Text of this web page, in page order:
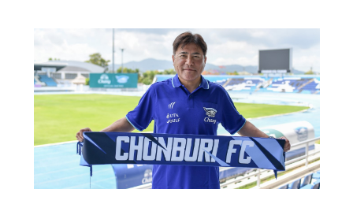
ช้าง เอฟเอ คัพ 2023/24 ซึ่งได้มีพิธีจับสลากประกบคู่การ
แข่งขันฟุตบอลช้าง เอฟเอ คัพ 2023/24 รอบ 16 ทีม ในวันที่ 1
กุมภาพันธ์ 2567 ณ ห้องเมต้า สโมสรราชพฤกษ์ โดยได้รับเกียรติ
จาก คุณไพฤทธิ์ ต้านไพรี หัวหน้าฝ่ายควบคุมการแข่งขัน บริษัท
ไทย ลีก จำกัด, คุณโรจนสิทธิ์ มีนิจสิน รองผู้อำนวยการฝ่ายกีฬา
บริษัท ไทยเบฟเวอเรจ จำกัด (มหาชน) โดยน้ำแร่ธรรมชาติ ตรา
ช้าง และคุณก่องกานต์ กาทอง ผู้จัดการฝ่ายขายในประเทศ
บริษัท มอลเท่น ไทยแลนด์ จำกัด และแขกผู้มีเกียรติเข้าร่วมพิธี
จับสลากในครั้งนี้